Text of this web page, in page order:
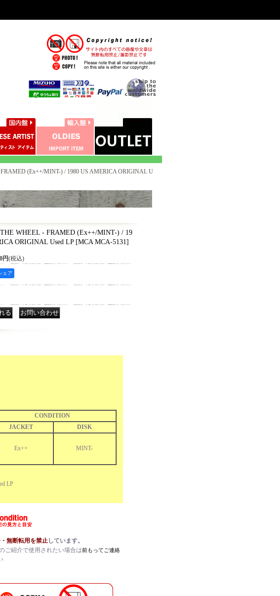
(Ex++/MINT-) / 1980 US AMERICA ORIGINAL U
WHEEL - FRAMED (Ex++/MINT-) / 19
ORIGINAL Used LP [MCA MCA-5131]
円(税込)
ェア
CONDITION
JACKET
DISK
Ex++ MINT-
LP
無断転用を禁止しています。
ご紹介で使用されたい場合は前もってご連絡